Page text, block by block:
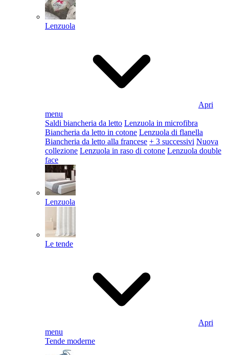
Lenzuola
Apri
menu
Saldi biancheria da letto Lenzuola in microfibra
Biancheria da letto in cotone Lenzuola di flanella
Biancheria da letto alla francese + 3 successivi Nuova
collezione Lenzuola in raso di cotone Lenzuola double
face
Lenzuola
Le tende
Apri
menu
Tende moderne